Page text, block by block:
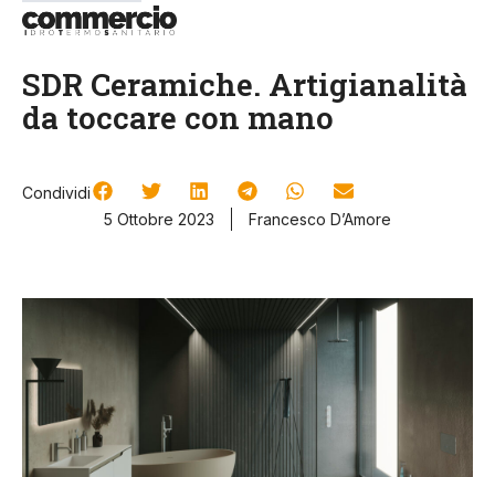
SDR Ceramiche. Artigianalità
da toccare con mano
Condividi
5 Ottobre 2023
Francesco D’Amore